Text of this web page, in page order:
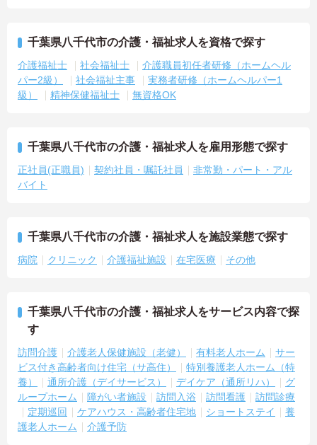
千葉県八千代市の介護・福祉求人を資格で探す
介護福祉士 社会福祉士
介護職員初任者研修（ホームヘル
パー2級）
社会福祉主事
実務者研修（ホームヘルパー1
級）
精神保健福祉士 無資格OK
千葉県八千代市の介護・福祉求人を雇用形態で探す
正社員(正職員) 契約社員・嘱託社員
非常勤・パート・アル
バイト
千葉県八千代市の介護・福祉求人を施設業態で探す
病院 クリニック 介護福祉施設 在宅医療 その他
千葉県八千代市の介護・福祉求人をサービス内容で探
す
訪問介護 介護老人保健施設（老健） 有料老人ホーム
サー
ビス付き高齢者向け住宅（サ高住）
特別養護老人ホーム（特
養）
通所介護（デイサービス） デイケア（通所リハ）
グ
ループホーム
障がい者施設 訪問入浴 訪問看護
訪問診療
定期巡回
ケアハウス・高齢者住宅地 ショートステイ
養
護老人ホーム
介護予防